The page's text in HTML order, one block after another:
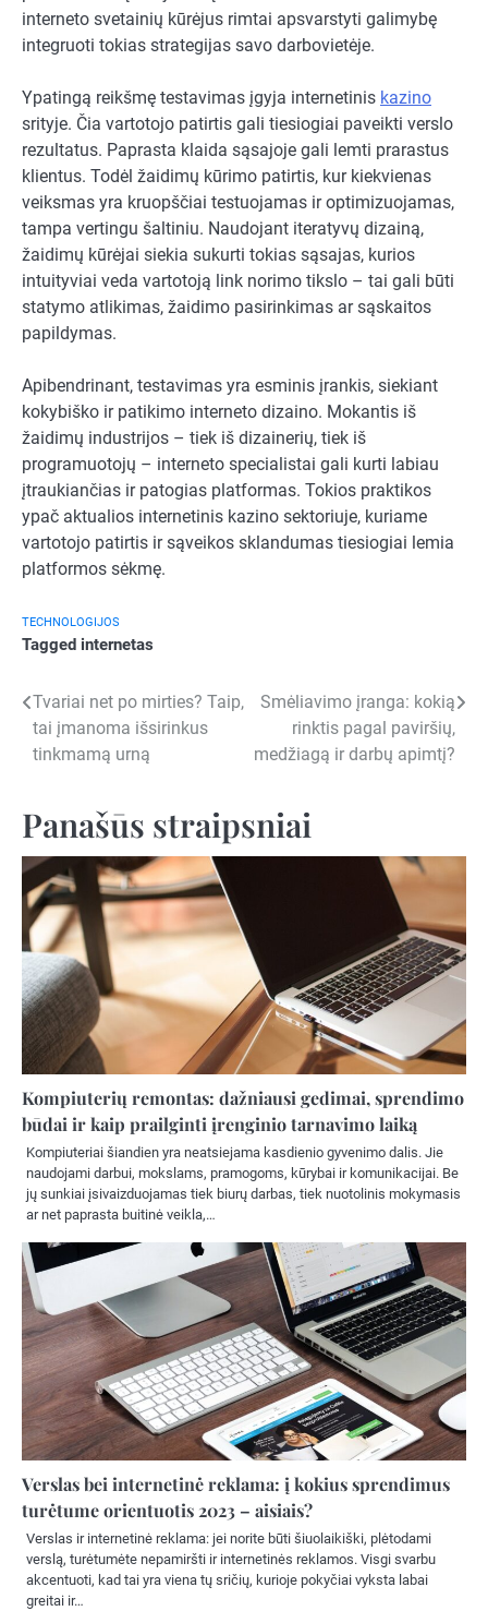
interneto svetainių kūrėjus rimtai apsvarstyti galimybę
integruoti tokias strategijas savo darbovietėje.
Ypatingą reikšmę testavimas įgyja internetinis kazino
srityje. Čia vartotojo patirtis gali tiesiogiai paveikti verslo
rezultatus. Paprasta klaida sąsajoje gali lemti prarastus
klientus. Todėl žaidimų kūrimo patirtis, kur kiekvienas
veiksmas yra kruopščiai testuojamas ir optimizuojamas,
tampa vertingu šaltiniu. Naudojant iteratyvų dizainą,
žaidimų kūrėjai siekia sukurti tokias sąsajas, kurios
intuityviai veda vartotoją link norimo tikslo – tai gali būti
statymo atlikimas, žaidimo pasirinkimas ar sąskaitos
papildymas.
Apibendrinant, testavimas yra esminis įrankis, siekiant
kokybiško ir patikimo interneto dizaino. Mokantis iš
žaidimų industrijos – tiek iš dizainerių, tiek iš
programuotojų – interneto specialistai gali kurti labiau
įtraukiančias ir patogias platformas. Tokios praktikos
ypač aktualios internetinis kazino sektoriuje, kuriame
vartotojo patirtis ir sąveikos sklandumas tiesiogiai lemia
platformos sėkmę.
TECHNOLOGIJOS
Tagged internetas
Navigacija
tarp
Tvariai net po mirties? Taip,
tai įmanoma išsirinkus
tinkmamą urną
Smėliavimo įranga: kokią
rinktis pagal paviršių,
medžiagą ir darbų apimtį?
Panašūs straipsniai
Kompiuterių remontas: dažniausi gedimai, sprendimo
būdai ir kaip prailginti įrenginio tarnavimo laiką
Kompiuteriai šiandien yra neatsiejama kasdienio gyvenimo dalis. Jie
naudojami darbui, mokslams, pramogoms, kūrybai ir komunikacijai. Be
jų sunkiai įsivaizduojamas tiek biurų darbas, tiek nuotolinis mokymasis
ar net paprasta buitinė veikla,…
Verslas bei internetinė reklama: į kokius sprendimus
turėtume orientuotis 2023 – aisiais?
Verslas ir internetinė reklama: jei norite būti šiuolaikiški, plėtodami
verslą, turėtumėte nepamiršti ir internetinės reklamos. Visgi svarbu
akcentuoti, kad tai yra viena tų sričių, kurioje pokyčiai vyksta labai
greitai ir…